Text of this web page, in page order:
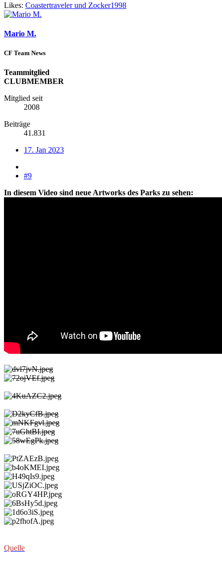
Likes: Coastertravelerund Zocker1998
Mario M.
CF Team News
Teammitglied
CLUBMEMBER
Mitglied seit
2008
Beiträge
41.831
17. Jan 2023
#9
In diesem Video sind neue Artworks des Parks zu sehen:
Quelle